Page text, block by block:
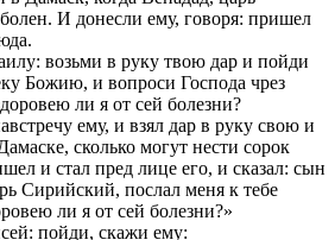
И донесли ему, говоря: пришел
возьми в руку твою дар и пойди
Божию, и вопроси Господа чрез
ли я от сей болезни?
ему, и взял дар в руку свою и
сколько могут нести сорок
и стал пред лице его, и сказал: сын
Сирийский, послал меня к тебе
ли я от сей болезни?»
пойди, скажи ему: